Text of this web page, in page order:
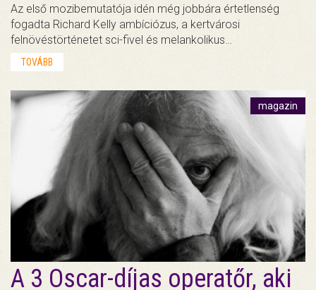
Az első mozibemutatója idén még jobbára értetlenség
fogadta Richard Kelly ambíciózus, a kertvárosi
felnövéstörténetet sci-fivel és melankolikus…
TOVÁBB
magazin
A 3 Oscar-díjas operatőr, aki